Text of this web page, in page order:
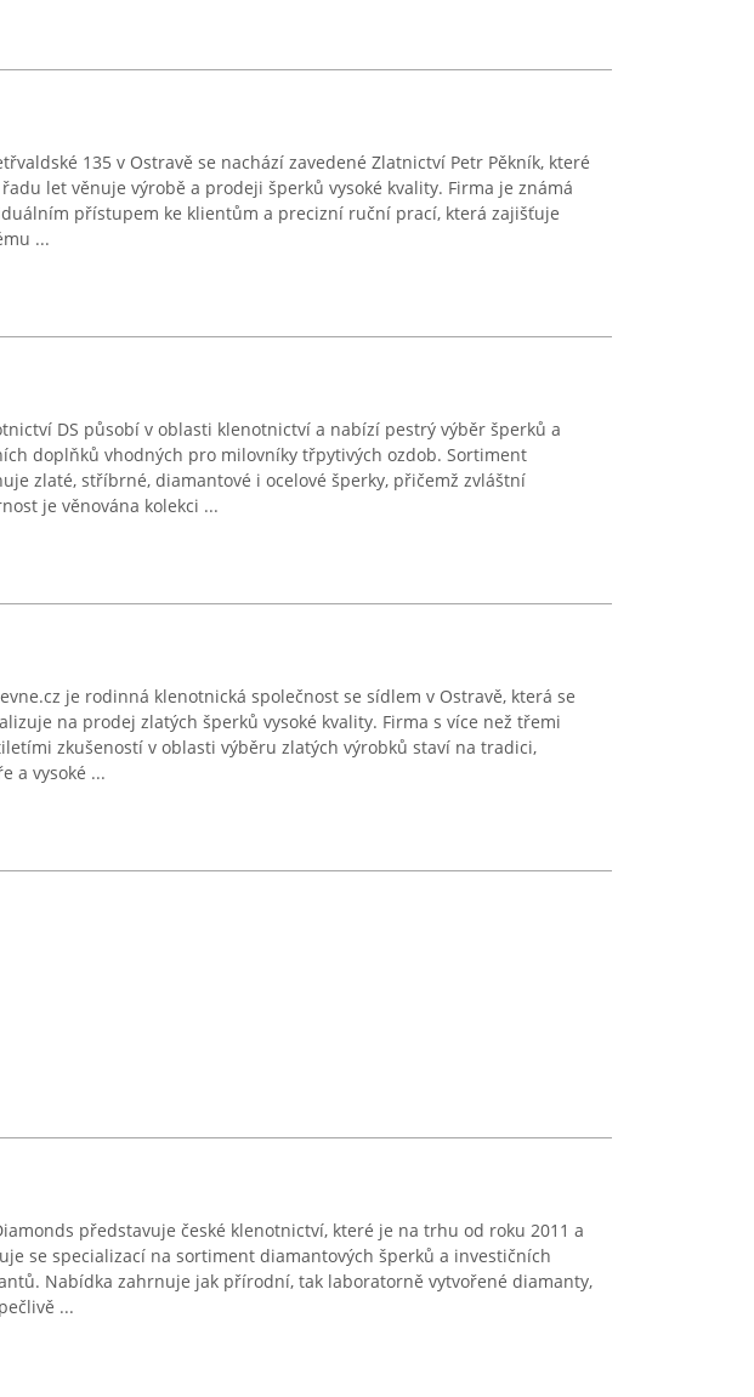
135 v Ostravě se nachází zavedené Zlatnictví Petr Pěkník, které
let věnuje výrobě a prodeji šperků vysoké kvality. Firma je známá
přístupem ke klientům a precizní ruční prací, která zajišťuje
...
DS působí v oblasti klenotnictví a nabízí pestrý výběr šperků a
doplňků vhodných pro milovníky třpytivých ozdob. Sortiment
zlaté, stříbrné, diamantové i ocelové šperky, přičemž zvláštní
je věnována kolekci ...
je rodinná klenotnická společnost se sídlem v Ostravě, která se
na prodej zlatých šperků vysoké kvality. Firma s více než třemi
zkušeností v oblasti výběru zlatých výrobků staví na tradici,
a vysoké ...
představuje české klenotnictví, které je na trhu od roku 2011 a
se specializací na sortiment diamantových šperků a investičních
Nabídka zahrnuje jak přírodní, tak laboratorně vytvořené diamanty,
...